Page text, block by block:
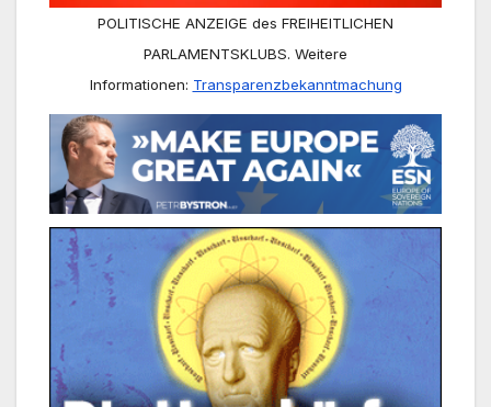
POLITISCHE ANZEIGE des FREIHEITLICHEN
PARLAMENTSKLUBS. Weitere
Informationen: Transparenzbekanntmachung